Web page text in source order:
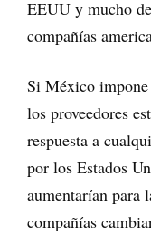
EEUU y mucho
compañías
Si México impone
los proveedores
respuesta a
por los Estados
aumentarían para
compañías